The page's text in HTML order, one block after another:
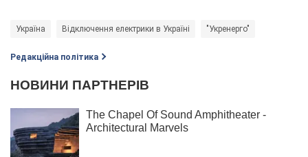
Україна Відключення електрики в Україні "Укренерго"
Редакційна політика